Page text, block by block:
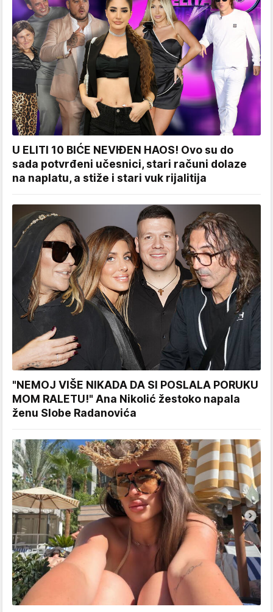
U ELITI 10 BIĆE NEVIĐEN HAOS! Ovo su do
sada potvrđeni učesnici, stari računi dolaze
na naplatu, a stiže i stari vuk rijalitija
"NEMOJ VIŠE NIKADA DA SI POSLALA PORUKU
MOM RALETU!" Ana Nikolić žestoko napala
ženu Slobe Radanovića